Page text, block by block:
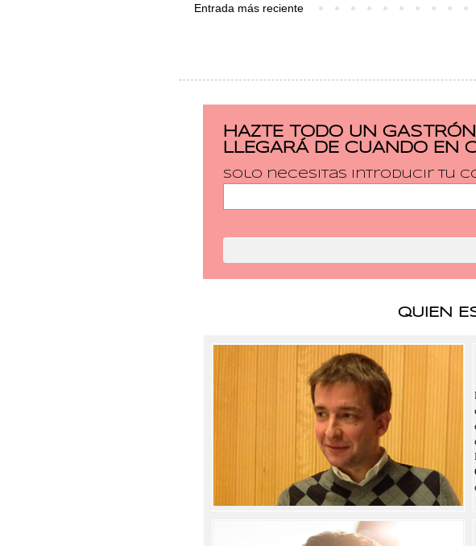
Entrada más reciente
HAZTE TODO UN
LLEGARÁ DE CUANDO EN
Solo necesitas introducir tu
QUIEN